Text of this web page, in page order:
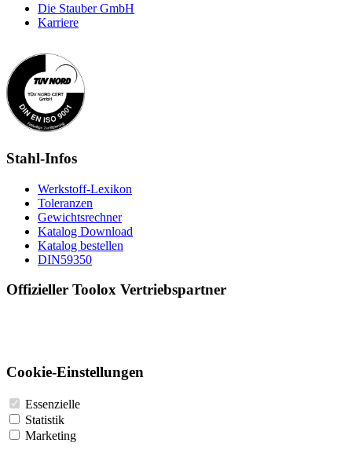
Die Stauber GmbH
Karriere
Stahl-Infos
Werkstoff-Lexikon
Toleranzen
Gewichtsrechner
Katalog Download
Katalog bestellen
DIN59350
Offizieller Toolox Vertriebspartner
Cookie-Einstellungen
Essenzielle
Statistik
Marketing